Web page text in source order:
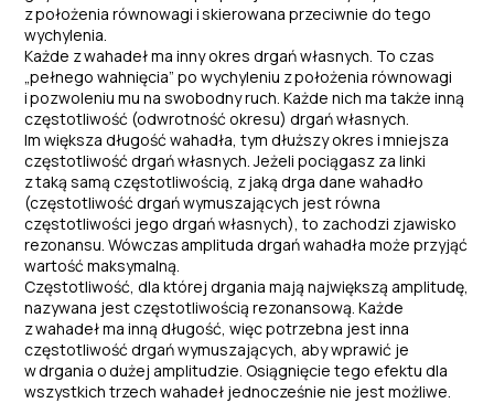
zpołożenia równowagi iskierowana przeciwnie do tego
wychylenia.
Każde zwahadeł ma inny okres drgań własnych. To czas
„pełnego wahnięcia” po wychyleniu zpołożenia równowagi
ipozwoleniu mu na swobodny ruch. Każde nich ma także inną
częstotliwość (odwrotność okresu) drgań własnych.
Im większa długość wahadła, tym dłuższy okres imniejsza
częstotliwość drgań własnych. Jeżeli pociągasz za linki
ztaką samą częstotliwością, zjaką drga dane wahadło
(częstotliwość drgań wymuszających jest równa
częstotliwości jego drgań własnych), to zachodzi zjawisko
rezonansu. Wówczas amplituda drgań wahadła może przyjąć
wartość maksymalną.
Częstotliwość, dla której drgania mają największą amplitudę,
nazywana jest częstotliwością rezonansową. Każde
zwahadeł ma inną długość, więc potrzebna jest inna
częstotliwość drgań wymuszających, aby wprawić je
wdrgania odużej amplitudzie. Osiągnięcie tego efektu dla
wszystkich trzech wahadeł jednocześnie nie jest możliwe.